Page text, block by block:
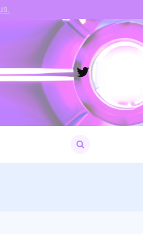
Twitter
for: